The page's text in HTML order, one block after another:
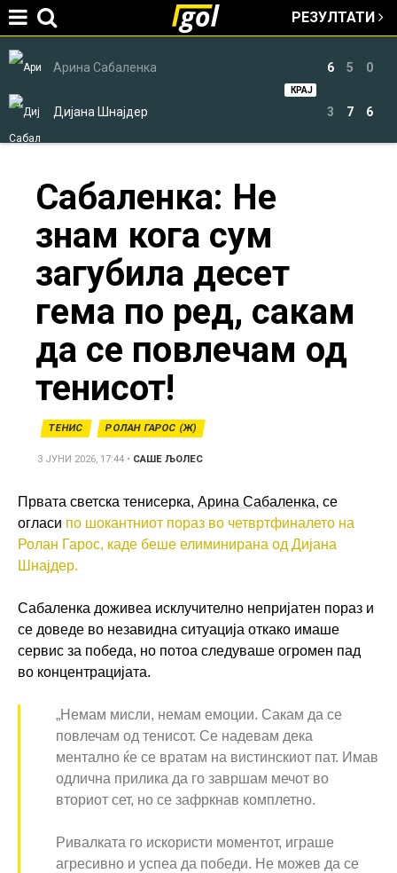
РЕЗУЛТАТИ
Арина Сабаленка
Дијана Шнајдер
0
6
5
7
6
3
КРАЈ
here
Сабаленка: Не
знам кога сум
загубила десет
гема по ред, сакам
да се повлечам од
тенисот!
ТЕНИС РОЛАН ГАРОС (Ж)
3 ЈУНИ 2026, 17:44 • САШЕ ЉОЛЕС
Првата светска тенисерка, Арина Сабаленка, се
огласи по шокантниот пораз во четвртфиналето на
Ролан Гарос, каде беше елиминирана од Дијана
Шнајдер.
Сабаленка доживеа исклучително непријатен пораз и
се доведе во незавидна ситуација откако имаше
сервис за победа, но потоа следуваше огромен пад
во концентрацијата.
„Немам мисли, немам емоции. Сакам да се
повлечам од тенисот. Се надевам дека
ментално ќе се вратам на вистинскиот пат. Имав
одлична прилика да го завршам мечот во
вториот сет, но се зафркнав комплетно.
Ривалката го искористи моментот, играше
агресивно и успеа да победи. Не можев да се